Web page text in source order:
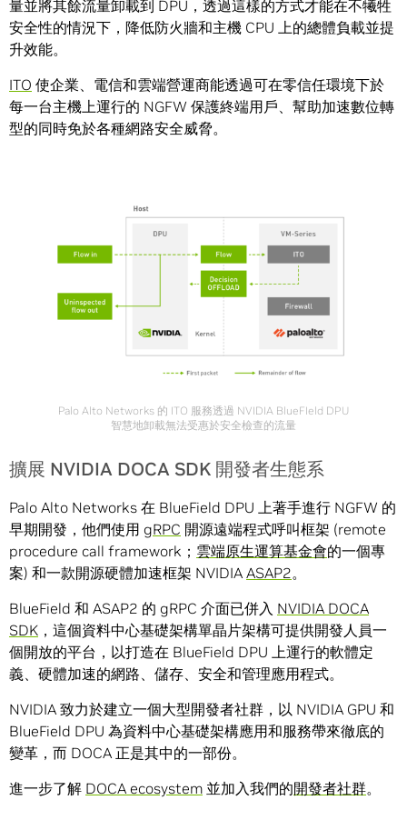
量並將其餘流量卸載到 DPU，透過這樣的方式才能在不犧牲
安全性的情況下，降低防火牆和主機 CPU 上的總體負載並提
升效能。
ITO 使企業、電信和雲端營運商能透過可在零信任環境下於
每一台主機上運行的 NGFW 保護終端用戶、幫助加速數位轉
型的同時免於各種網路安全威脅。
Palo Alto Networks 的 ITO 服務透過 NVIDIA BlueFIeld DPU
智慧地卸載無法受惠於安全檢查的流量
擴展 NVIDIA DOCA SDK 開發者生態系
Palo Alto Networks 在 BlueField DPU 上著手進行 NGFW 的
早期開發，他們使用 gRPC 開源遠端程式呼叫框架 (remote
procedure call framework； 雲端原生運算基金會的一個專
案) 和一款開源硬體加速框架 NVIDIA ASAP2。
BlueField 和 ASAP2 的 gRPC 介面已併入 NVIDIA DOCA
SDK ，這個資料中心基礎架構單晶片架構可提供開發人員一
個開放的平台，以打造在 BlueField DPU 上運行的軟體定
義、硬體加速的網路、儲存、安全和管理應用程式。
NVIDIA 致力於建立一個大型開發者社群，以 NVIDIA GPU 和
BlueField DPU 為資料中心基礎架構應用和服務帶來徹底的
變革，而 DOCA 正是其中的一部份。
進一步了解 DOCA ecosystem 並加入我們的開發者社群。